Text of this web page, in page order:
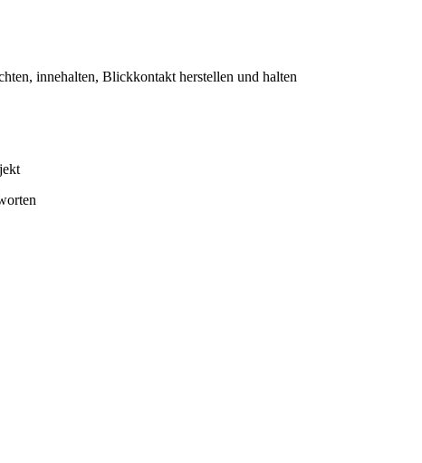
innehalten, Blickkontakt herstellen und halten